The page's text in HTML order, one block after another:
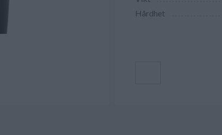
Hårdhet